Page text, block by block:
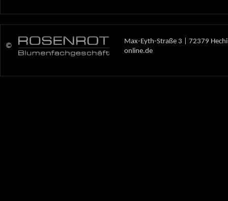
©
Max-Eyth-Straße 3 | 72379
online.de